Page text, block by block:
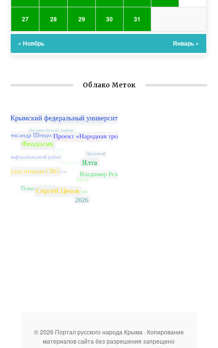
27 28 29 30 31
« Ноябрь Январь »
Облако Меток
© 2026 Портал русского народа Крыма · Копирование
материалов сайта без разрешения запрещено